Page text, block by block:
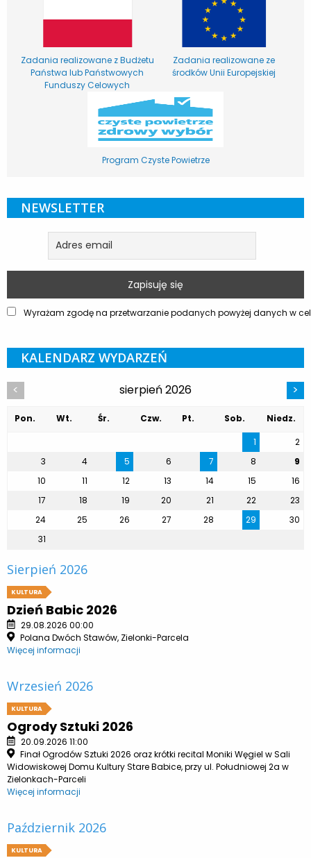
Zadania realizowane z Budżetu
Państwa lub Państwowych
Funduszy Celowych
Zadania realizowane ze
środków Unii Europejskiej
Program Czyste Powietrze
NEWSLETTER
Wyrażam zgodę na przetwarzanie podanych powyżej danych w
KALENDARZ WYDARZEŃ
< sierpień 2026 >
Pon. Wt. Śr. Czw. Pt. Sob.
Niedz.
1
2
3
4 5 6 7 8
9
10
11 12 13 14 15
16
17
18 19 20 21 22
23
24
25 26 27 28 29
30
31
Sierpień 2026
KULTURA
Dzień Babic 2026
29.08.2026 00:00
Polana Dwóch Stawów, Zielonki-Parcela
Więcej informacji
Wrzesień 2026
KULTURA
Ogrody Sztuki 2026
20.09.2026 11:00
Finał Ogrodów Sztuki 2026 oraz krótki recital Moniki Węgiel w Sali
Widowiskowej Domu Kultury Stare Babice, przy ul. Południowej 2a w
Zielonkach-Parceli
Więcej informacji
Październik 2026
KULTURA